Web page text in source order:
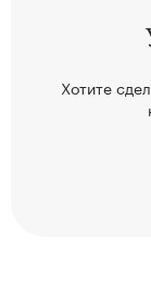
Хотите